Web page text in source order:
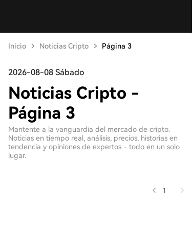
Inicio Noticias Cripto Página 3
2026-08-08 Sábado
Noticias Cripto -
Página 3
Mantente a la vanguardia del mercado de cripto.
Noticias en tiempo real, análisis, precios, historias en
tendencia y opiniones de expertos - todo en un solo
lugar.
1